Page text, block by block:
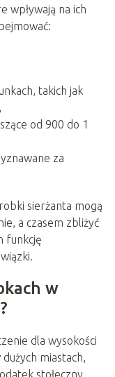
wpływają na ich
takich jak
od 900 do 1
za
sierżanta mogą
a czasem zbliżyć
funkcję
w
dla wysokości
miastach,
stołeczny,